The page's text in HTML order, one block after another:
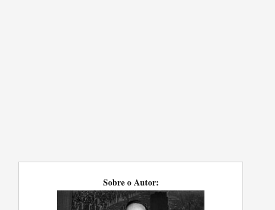
Sobre o Autor: